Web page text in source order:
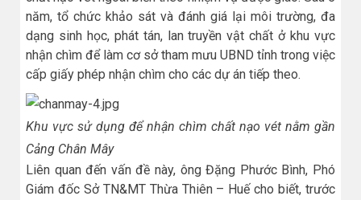
năm, tổ chức khảo sát và đánh giá lại môi trường, đa
dạng sinh học, phát tán, lan truyền vật chất ở khu vực
nhận chìm để làm cơ sở tham mưu UBND tỉnh trong việc
cấp giấy phép nhận chìm cho các dự án tiếp theo.
Khu vực sử dụng để nhận chìm chất nạo vét nằm gần
Cảng Chân Mây
Liên quan đến vấn đề này, ông Đặng Phước Bình, Phó
Giám đốc Sở TN&MT Thừa Thiên – Huế cho biết, trước